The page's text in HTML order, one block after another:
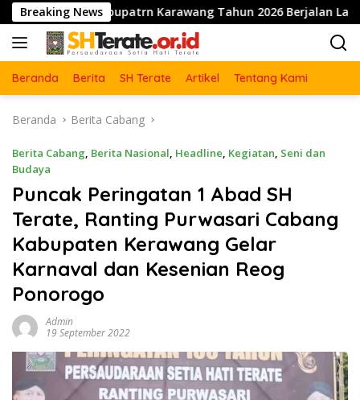
Langsung
ke
konten
Breaking News
Kabupatrn Karawang Tahun 2026 Berjalan Lancar dan Sukses
Beranda Berita SH Terate Artikel Tentang Kami
Beranda Berita Cabang
Berita Cabang, Berita Nasional, Headline, Kegiatan, Seni dan
Budaya
Puncak Peringatan 1 Abad SH
Terate, Ranting Purwasari Cabang
Kabupaten Kerawang Gelar
Karnaval dan Kesenian Reog
Ponorogo
Admin
19 September 2022